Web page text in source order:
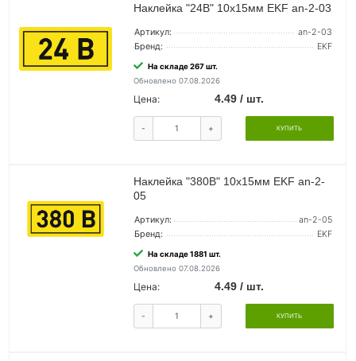
Наклейка "24В" 10х15мм EKF an-2-03
Артикул:
an-2-03
Бренд:
EKF
На складе 267 шт.
Обновлено 07.08.2026
Цена: 4.49 / шт.
- + КУПИТЬ
Наклейка "380В" 10х15мм EKF an-2-
05
Артикул:
an-2-05
Бренд:
EKF
На складе 1881 шт.
Обновлено 07.08.2026
Цена: 4.49 / шт.
- + КУПИТЬ